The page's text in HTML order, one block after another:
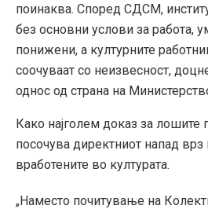
поинаква. Според СДСМ,
без основни услови за работа,
понижени, а културните
соочуваат со неизвесност,
однос од страна на
Како најголем доказ за
посочува директниот напад врз
вработените во културата.
„Наместо почитување на